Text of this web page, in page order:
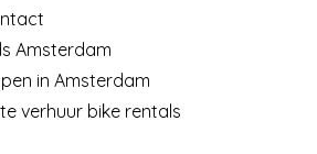
Amsterdam
in Amsterdam
verhuur bike rentals